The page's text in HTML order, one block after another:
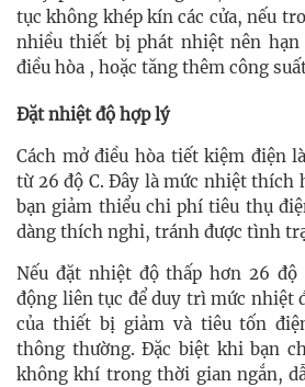
tục không khép kín các cửa, nếu
nhiều thiết bị phát nhiệt nên
điều hòa , hoặc tăng thêm công
Đặt nhiệt độ hợp lý
Cách mở điều hòa tiết kiệm điện
từ 26 độ C. Đây là mức nhiệt thích
bạn giảm thiểu chi phí tiêu thụ
dàng thích nghi, tránh được tình
Nếu đặt nhiệt độ thấp hơn 26 độ
động liên tục để duy trì mức nhiệt
của thiết bị giảm và tiêu tốn
thông thường. Đặc biệt khi bạn
không khí trong thời gian ngắn,